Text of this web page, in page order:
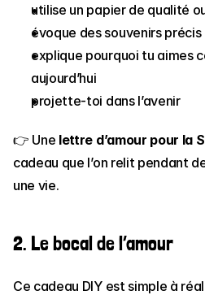
utilise un papier de qualité
évoque des souvenirs
explique pourquoi tu aimes
aujourd’hui
projette-toi dans l’avenir
👉 Une lettre d’amour pour la
cadeau que l’on relit pendant
une vie.
2. Le bocal de l’amour
Ce cadeau DIY est simple à